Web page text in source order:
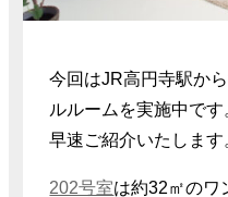
今回はJR高円寺駅か
ルルームを実施中です
早速ご紹介いたします
202号室は約32㎡のワ